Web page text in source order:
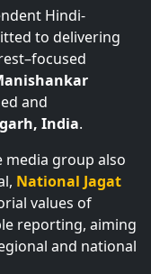
to delivering
and
India
media group also
National Jagat
values of
reporting, aiming
and national